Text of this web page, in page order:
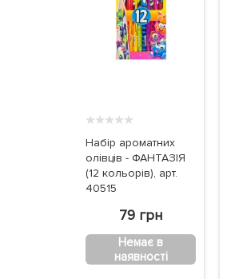
★★★★★
Набір ароматних
олівців - ФАНТАЗІЯ
(12 кольорів), арт.
40515
79 грн
Немає в
наявності